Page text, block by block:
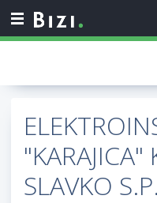
"KARAJICA"
SLAVKO S.P.